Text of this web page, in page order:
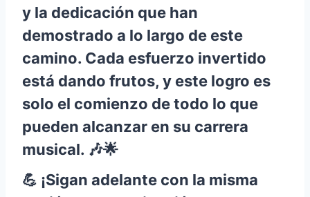
y la dedicación que han
demostrado a lo largo de este
camino. Cada esfuerzo invertido
está dando frutos, y este logro es
solo el comienzo de todo lo que
pueden alcanzar en su carrera
musical. 🎶🌟
💪 ¡Sigan adelante con la misma